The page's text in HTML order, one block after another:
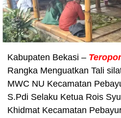
Kabupaten Bekasi –
Rangka Menguatkan Tali
MWC NU Kecamatan
S.Pdi Selaku Ketua Rois
Khidmat Kecamatan